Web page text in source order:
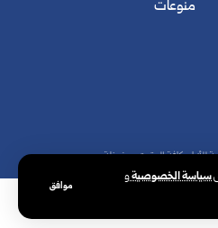
سياسة الخصوصيةو
موافق
منوعات
للأنباء. كافة الحقوق محفوظة.